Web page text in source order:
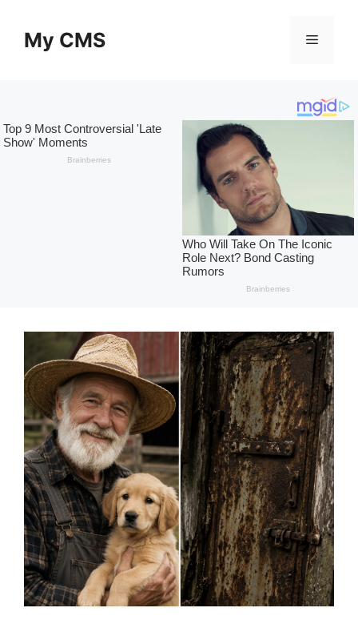
contentMy CMS Menu